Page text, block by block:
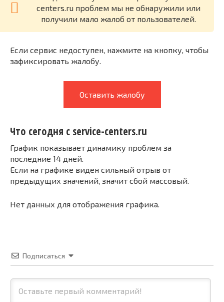
centers.ru проблем мы не обнаружили или
получили мало жалоб от пользователей.
Если сервис недоступен, нажмите на кнопку, чтобы
зафиксировать жалобу.
Оставить жалобу
Что сегодня с service-centers.ru
График показывает динамику проблем за
последние 14 дней.
Если на графике виден сильный отрыв от
предыдущих значений, значит сбой массовый.
Нет данных для отображения графика.
Подписаться